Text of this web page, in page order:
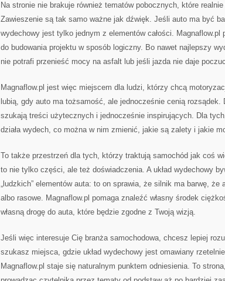
Na stronie nie brakuje również tematów pobocznych, które realnie
Zawieszenie są tak samo ważne jak dźwięk. Jeśli auto ma być
wydechowy jest tylko jednym z elementów całości.
do budowania projektu w sposób logiczny. Bo nawet najlepszy
nie potrafi przenieść mocy na asfalt lub jeśli jazda nie daje
Magnaflow.pl jest więc miejscem dla ludzi, którzy chcą
lubią, gdy auto ma tożsamość, ale jednocześnie cenią rozsądek.
szukają treści użytecznych i jednocześnie inspirujących. Dla
działa wydech, co można w nim zmienić, jakie są zalety i jakie
To także przestrzeń dla tych, którzy traktują samochód jak coś
to nie tylko części, ale też doświadczenia. A układ wydechowy
„ludzkich” elementów auta: to on sprawia, że silnik ma barwę, że
albo rasowe. Magnaflow.pl pomaga znaleźć własny środek
własną drogę do auta, które będzie zgodne z Twoją wizją.
Jeśli więc interesuje Cię branża samochodowa, chcesz lepiej
szukasz miejsca, gdzie układ wydechowy jest omawiany
Magnaflow.pl staje się naturalnym punktem odniesienia. To